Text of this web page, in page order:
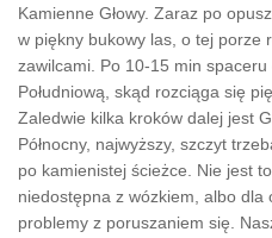
Kamienne Głowy. Zaraz po
w piękny bukowy las, o tej porze
zawilcami. Po 10-15 min spaceru
Południową, skąd rozciąga się
Zaledwie kilka kroków dalej jest
Północny, najwyższy, szczyt
po kamienistej ścieżce. Nie jest
niedostępna z wózkiem, albo
problemy z poruszaniem się.